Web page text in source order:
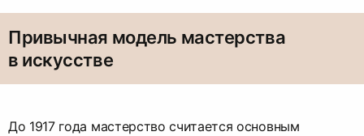
Привычная модель мастерства
в искусстве
До 1917 года мастерство считается основным